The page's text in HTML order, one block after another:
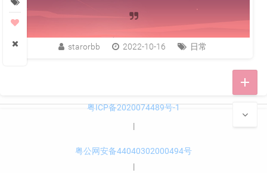
starorbb 2022-10-16 日常
add
粤ICP备2020074489号-1
|
粤公网安备44040302000494号
|